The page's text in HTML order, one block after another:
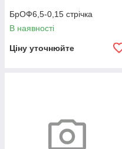
БрОФ6,5-0,15 стрічка
В наявності
Ціну уточнюйте